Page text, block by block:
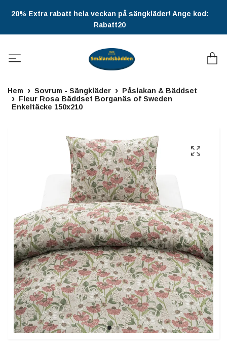
20% Extra rabatt hela veckan på sängkläder! Ange kod:
Rabatt20
Hem Sovrum - Sängkläder
Påslakan & Bäddset
Fleur Rosa Bäddset Borganäs of Sweden
Enkeltäcke 150x210